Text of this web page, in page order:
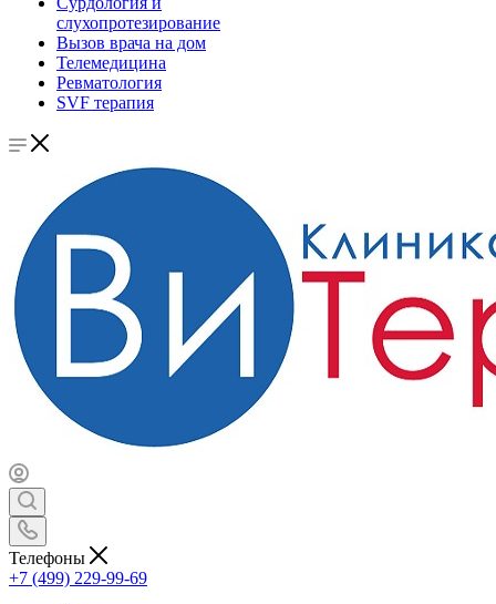
слухопротезирование
Вызов врача на дом
Телемедицина
Ревматология
SVF терапия
Телефоны
+7 (499) 229-99-69